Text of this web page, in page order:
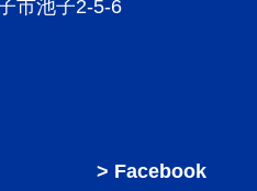
市池子2-5-6
Facebook